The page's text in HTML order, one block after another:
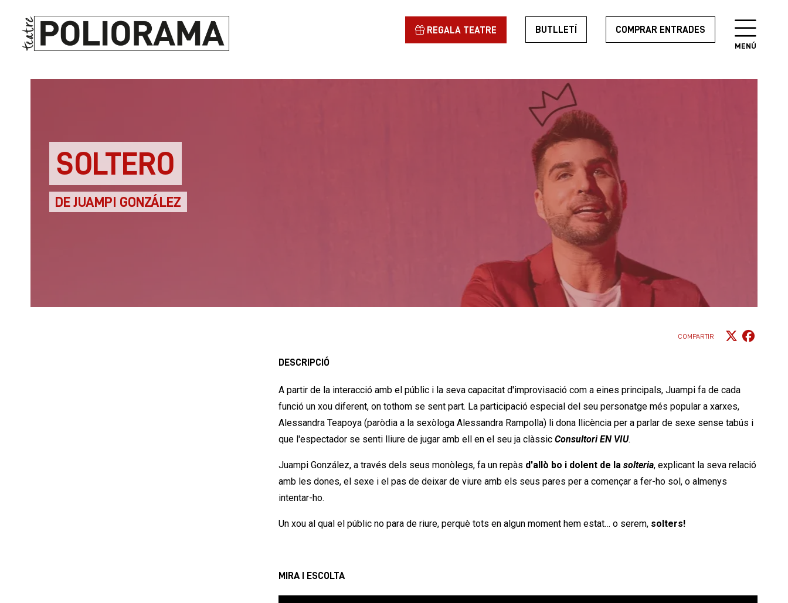
MENÚ
COMPRAR ENTRADES
BUTLLETÍ
REGALA TEATRE
SOLTERO
DE JUAMPI GONZÁLEZ
COMPARTIR
DESCRIPCIÓ
A partir de la interacció amb el públic i la seva capacitat d'improvisació com a eines principals, Juampi fa de cada
funció un xou diferent, on tothom se sent part. La participació especial del seu personatge més popular a xarxes,
Alessandra Teapoya (paròdia a la sexòloga Alessandra Rampolla) li dona llicència per a parlar de sexe sense tabús i
que l'espectador se senti lliure de jugar amb ell en el seu ja clàssicConsultori EN VIU.
Juampi González, a través dels seus monòlegs, fa un repàs d'allò bo i dolent de lasolteria, explicant la seva relació
amb les dones, el sexe i el pas de deixar de viure amb els seus pares per a començar a fer-ho sol, o almenys
intentar-ho.
Un xou al qual el públic no para de riure, perquè tots en algun moment hem estat… o serem, solters!
MIRA I ESCOLTA